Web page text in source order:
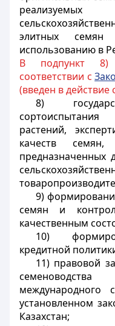
элитных
использованию в
В подпункт 8)
соответствии с
(введен в действие
8)
растений,
качеств
предназначенных
9)
семян и
качественным
10)
кредитной
11) правовой
международного
установленном
Казахстан;